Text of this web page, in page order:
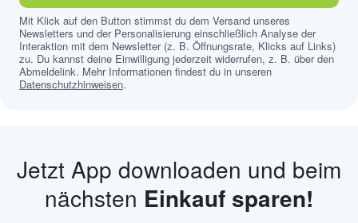
Mit Klick auf den Button stimmst du dem Versand unseres
Newsletters und der Personalisierung einschließlich Analyse der
Interaktion mit dem Newsletter (z. B. Öffnungsrate, Klicks auf Links)
zu. Du kannst deine Einwilligung jederzeit widerrufen, z. B. über den
Abmeldelink. Mehr Informationen findest du in unseren
Datenschutzhinweisen.
Jetzt App downloaden und beim
nächsten Einkauf sparen!